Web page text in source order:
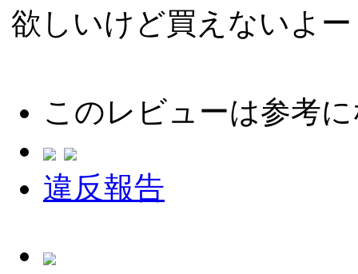
欲しいけど買えないよー
このレビューは参考
違反報告